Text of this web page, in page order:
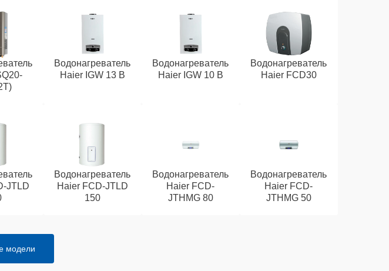
Водонагреватель
Haier IGW 13 B
Водонагреватель
Haier IGW 10 B
Водонагреватель
Haier FCD30
JTLD
Водонагреватель
Haier FCD-JTLD
150
Водонагреватель
Haier FCD-
JTHMG 80
Водонагреватель
Haier FCD-
JTHMG 50
модели